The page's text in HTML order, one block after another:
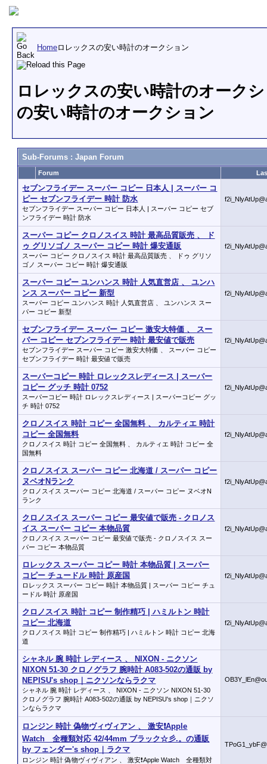
Homeロレックスの安い時計のオークション
ロレックスの安い時計のオーク
の安い時計のオークション
Sub-Forums : Japan Forum
Forum
セブンフライデー スーパー コピー 日本人 | スーパー コ
ピー セブンフライデー 時計 防水
セブンフライデー スーパー コピー 日本人 | スーパー コピー セブ
ンフライデー 時計 防水
スーパー コピー クロノスイス 時計 最高品質販売 、 ド
ゥ グリソゴノ スーパー コピー 時計 爆安通販
スーパー コピー クロノスイス 時計 最高品質販売 、 ドゥ グリソ
ゴノ スーパー コピー 時計 爆安通販
スーパー コピー ユンハンス 時計 人気直営店 、 ユンハ
ンス スーパー コピー 新型
スーパー コピー ユンハンス 時計 人気直営店 、 ユンハンス スー
パー コピー 新型
セブンフライデー スーパー コピー 激安大特価 、 スー
パー コピー セブンフライデー 時計 最安値で販売
セブンフライデー スーパー コピー 激安大特価 、 スーパー コピー
セブンフライデー 時計 最安値で販売
スーパーコピー 時計 ロレックスレディース | スーパー
コピー グッチ 時計 0752
スーパーコピー 時計 ロレックスレディース | スーパーコピー グッ
チ 時計 0752
クロノスイス 時計 コピー 全国無料 、 カルティエ 時計
コピー 全国無料
クロノスイス 時計 コピー 全国無料 、 カルティエ 時計 コピー 全
国無料
クロノスイス スーパー コピー 北海道 / スーパー コピー
ヌベオNランク
クロノスイス スーパー コピー 北海道 / スーパー コピー ヌベオN
ランク
クロノスイス スーパー コピー 最安値で販売 - クロノス
イス スーパー コピー 本物品質
クロノスイス スーパー コピー 最安値で販売 - クロノスイス スー
パー コピー 本物品質
ロレックス スーパー コピー 時計 本物品質 | スーパー
コピー チュードル 時計 原産国
ロレックス スーパー コピー 時計 本物品質 | スーパー コピー チュ
ードル 時計 原産国
クロノスイス 時計 コピー 制作精巧 | ハミルトン 時計
コピー 北海道
クロノスイス 時計 コピー 制作精巧 | ハミルトン 時計 コピー 北海
道
シャネル 腕 時計 レディース 、 NIXON - ニクソン
NIXON 51-30 クロノグラフ 腕時計 A083-502の通販 by
NEPISU's shop｜ニクソンならラクマ
シャネル 腕 時計 レディース 、 NIXON - ニクソン NIXON 51-30
クロノグラフ 腕時計 A083-502の通販 by NEPISU's shop｜ニクソ
ンならラクマ
ロンジン 時計 偽物ヴィヴィアン 、 激安❗Apple
Watch 全種類対応 42/44mm ブラック☆彡.。の通販
by フェンダー's shop｜ラクマ
ロンジン 時計 偽物ヴィヴィアン 、 激安❗Apple Watch 全種類対